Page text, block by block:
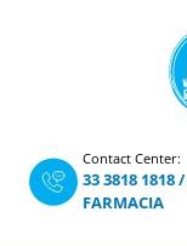
Contact Center:
33 3818 1818/
FARMACIA